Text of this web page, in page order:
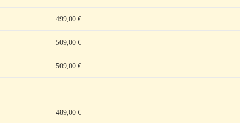
499,00 €
509,00 €
509,00 €
489,00 €